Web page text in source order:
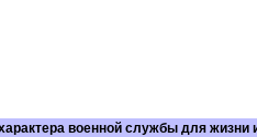
военной службы для жизни